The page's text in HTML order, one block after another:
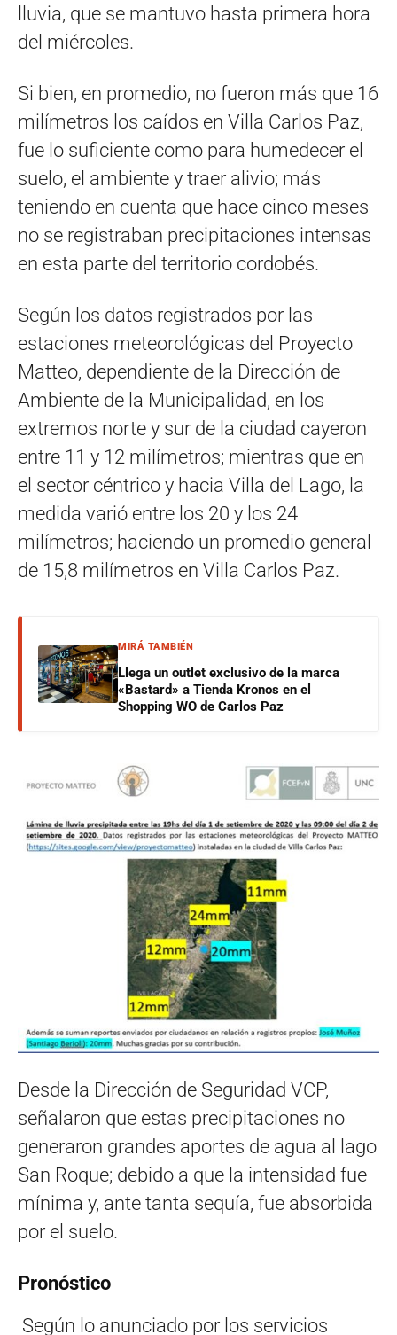
lluvia, que se mantuvo hasta primera hora
del miércoles.
Si bien, en promedio, no fueron más que 16
milímetros los caídos en Villa Carlos Paz,
fue lo suficiente como para humedecer el
suelo, el ambiente y traer alivio; más
teniendo en cuenta que hace cinco meses
no se registraban precipitaciones intensas
en esta parte del territorio cordobés.
Según los datos registrados por las
estaciones meteorológicas del Proyecto
Matteo, dependiente de la Dirección de
Ambiente de la Municipalidad, en los
extremos norte y sur de la ciudad cayeron
entre 11 y 12 milímetros; mientras que en
el sector céntrico y hacia Villa del Lago, la
medida varió entre los 20 y los 24
milímetros; haciendo un promedio general
de 15,8 milímetros en Villa Carlos Paz.
MIRÁ TAMBIÉN
Llega un outlet exclusivo de la marca
«Bastard» a Tienda Kronos en el
Shopping WO de Carlos Paz
Desde la Dirección de Seguridad VCP,
señalaron que estas precipitaciones no
generaron grandes aportes de agua al lago
San Roque; debido a que la intensidad fue
mínima y, ante tanta sequía, fue absorbida
por el suelo.
Pronóstico
Según lo anunciado por los servicios